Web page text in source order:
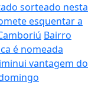
sorteado nesta
esquentar a
Bairro
é nomeada
vantagem do